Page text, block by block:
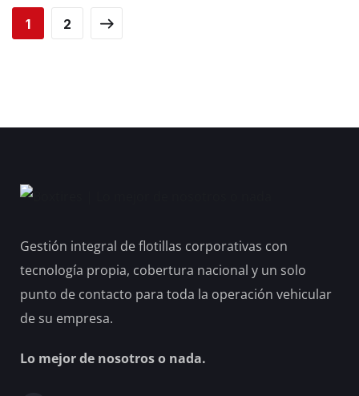
1 2
Gestión integral de flotillas corporativas con
tecnología propia, cobertura nacional y un solo
punto de contacto para toda la operación vehicular
de su empresa.
Lo mejor de nosotros o nada.